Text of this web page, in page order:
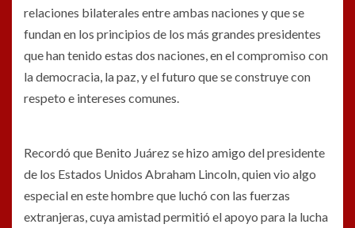
relaciones bilaterales entre ambas naciones y que se
fundan en los principios de los más grandes presidentes
que han tenido estas dos naciones, en el compromiso con
la democracia, la paz, y el futuro que se construye con
respeto e intereses comunes.
Recordó que Benito Juárez se hizo amigo del presidente
de los Estados Unidos Abraham Lincoln, quien vio algo
especial en este hombre que luchó con las fuerzas
extranjeras, cuya amistad permitió el apoyo para la lucha